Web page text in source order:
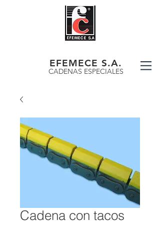
EFEMECE S.A.
CADENAS ESPECIALES
Cadena con tacos